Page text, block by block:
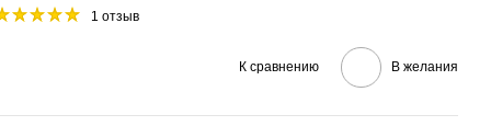
1 отзыв
К сравнению В желания